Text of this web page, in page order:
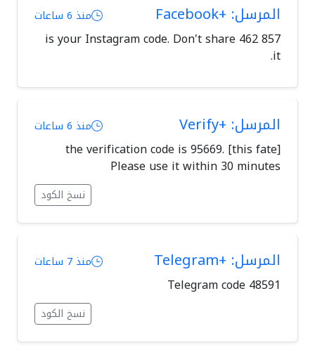
المرسل: +Facebook منذ 6 ساعات
857 462 is your Instagram code. Don't share
it.
المرسل: +Verify منذ 6 ساعات
[this fate] the verification code is 95669.
Please use it within 30 minutes
نسخ الكود
المرسل: +Telegram منذ 7 ساعات
Telegram code 48591
نسخ الكود